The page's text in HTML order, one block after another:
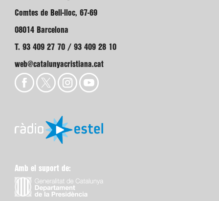
Comtes de Bell-lloc, 67-69
08014 Barcelona
T. 93 409 27 70 / 93 409 28 10
web@catalunyacristiana.cat
Amb el suport de: